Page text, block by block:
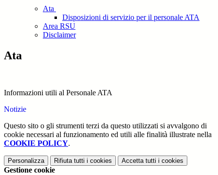
Ata
Disposizioni di servizio per il personale ATA
Area RSU
Disclaimer
Ata
Informazioni utili al Personale ATA
Notizie
Questo sito o gli strumenti terzi da questo utilizzati si avvalgono di
cookie necessari al funzionamento ed utili alle finalità illustrate nella
COOKIE POLICY.
Personalizza Rifiuta tutti i cookies Accetta tutti i cookies
Gestione cookie